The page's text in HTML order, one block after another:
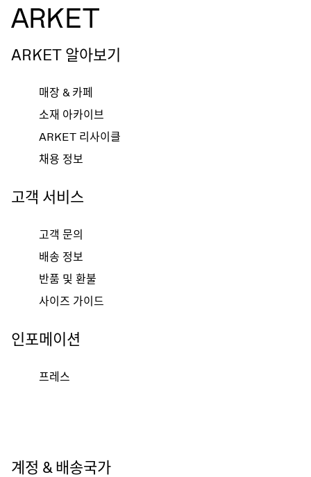
ARKET 알아보기
매장 & 카페
소재 아카이브
ARKET 리사이클
채용 정보
고객 서비스
고객 문의
배송 정보
반품 및 환불
사이즈 가이드
인포메이션
프레스
계정 & 배송국가